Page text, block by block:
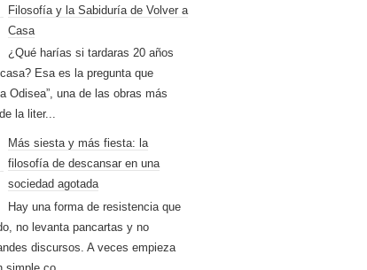
Filosofía y la Sabiduría de Volver a
Casa
¿Qué harías si tardaras 20 años
Esa es la pregunta que
Odisea”, una de las obras más
la liter...
Más siesta y más fiesta: la
filosofía de descansar en una
sociedad agotada
Hay una forma de resistencia que
no levanta pancartas y no
discursos. A veces empieza